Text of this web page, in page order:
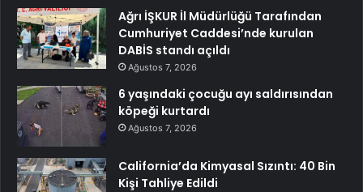
Ağrı İŞKUR İl Müdürlüğü Tarafından
Cumhuriyet Caddesi’nde kurulan
DABİS standı açıldı
Ağustos 7, 2026
6 yaşındaki çocuğu ayı saldırısından
köpeği kurtardı
Ağustos 7, 2026
California’da Kimyasal Sızıntı: 40 Bin
Kişi Tahliye Edildi